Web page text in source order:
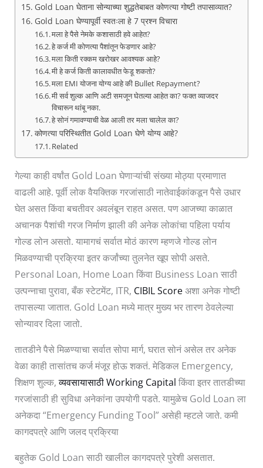
Gold Loan घेताना सोन्याच्या शुद्धतेबाबत कोणत्या गोष्टी तपासाव्यात?
Gold Loan घेण्यापूर्वी स्वतःला हे 7 प्रश्न विचारा
मला हे पैसे नेमके कशासाठी हवे आहेत?
हे कर्ज मी कोणत्या पैशांतून फेडणार आहे?
मला किती रक्कम खरोखर आवश्यक आहे?
मी हे कर्ज किती कालावधीत फेडू शकतो?
मला EMI योजना योग्य आहे की Bullet Repayment?
मी सर्व शुल्क आणि अटी समजून घेतल्या आहेत का? फक्त व्याजदर
विचारून थांबू नका.
हे सोनं गमावण्याची वेळ आली तर मला चालेल का?
कोणत्या परिस्थितीत Gold Loan घेणे योग्य आहे?
Related
गेल्या काही वर्षांत Gold Loan घेणाऱ्यांची संख्या मोठ्या प्रमाणात
वाढली आहे. पूर्वी लोक वैयक्तिक गरजांसाठी नातेवाईकांकडून पैसे उधार
घेत असत किंवा बचतीवर अवलंबून राहत असत. पण आजच्या काळात
अचानक पैशांची गरज निर्माण झाली की अनेक लोकांचा पहिला पर्याय
गोल्ड लोन असतो. यामागचं सर्वात मोठं कारण म्हणजे गोल्ड लोन
मिळवण्याची प्रक्रिया इतर कर्जांच्या तुलनेत खूप सोपी असते.
Personal Loan, Home Loan किंवा Business Loan साठी
उत्पन्नाचा पुरावा, बँक स्टेटमेंट, ITR, CIBIL Scoreअशा अनेक गोष्टी
तपासल्या जातात. Gold Loan मध्ये मात्र मुख्य भर तारण ठेवलेल्या
सोन्यावर दिला जातो.
तातडीने पैसे मिळण्याचा सर्वात सोपा मार्ग, घरात सोनं असेल तर अनेक
वेळा काही तासांतच कर्ज मंजूर होऊ शकतं. मेडिकल Emergency,
शिक्षण शुल्क,व्यवसायासाठी Working Capital किंवा इतर तातडीच्या
गरजांसाठी ही सुविधा अनेकांना उपयोगी पडते. यामुळेच Gold Loan ला
अनेकदा “Emergency Funding Tool” असेही म्हटले जाते. कमी
कागदपत्रे आणि जलद प्रक्रिया
बहुतेक Gold Loan साठी खालील कागदपत्रे पुरेशी असतात.